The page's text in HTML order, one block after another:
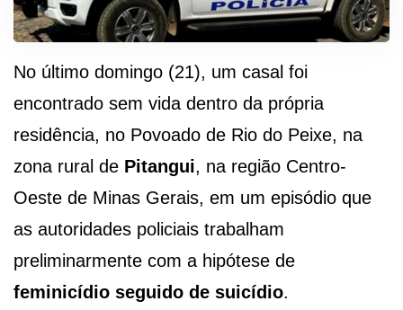
No último domingo (21), um casal foi
encontrado sem vida dentro da própria
residência, no Povoado de Rio do Peixe, na
zona rural de Pitangui, na região Centro-
Oeste de Minas Gerais, em um episódio que
as autoridades policiais trabalham
preliminarmente com a hipótese de
feminicídio seguido de suicídio.